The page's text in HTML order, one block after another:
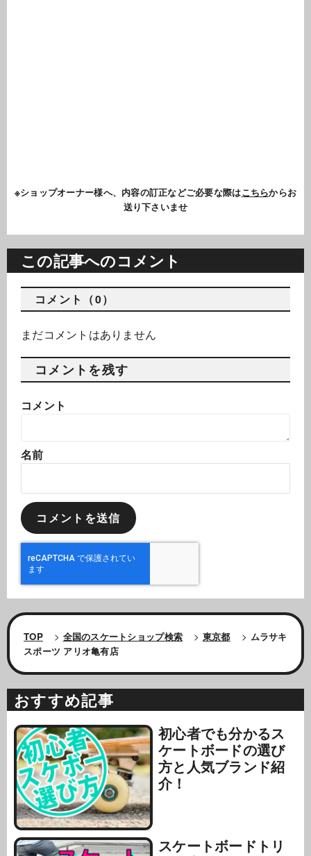
※ショップオーナー様へ、内容の訂正などご必要な際はこちらからお
送り下さいませ
この記事へのコメント
コメント（0）
まだコメントはありません
コメントを残す
コメント
名前
TOP > 全国のスケートショップ検索 > 東京都 > ムラサキ
スポーツ アリオ亀有店
おすすめ記事
初心者でも分かるス
ケートボードの選び
方と人気ブランド紹
介！
スケートボードトリ